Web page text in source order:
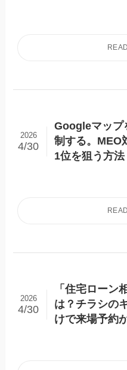
Googleマップ
制する。MEO
1位を狙う方法
2026
4/30
「住宅ローン
は？チラシの
けで来場予約
2026
4/30